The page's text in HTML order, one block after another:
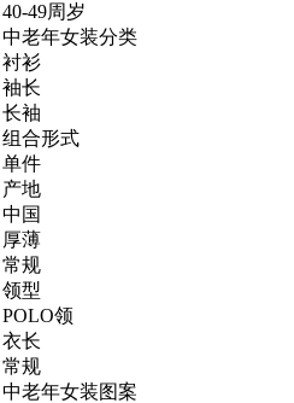
40-49周岁
中老年女装分类
衬衫
袖长
长袖
组合形式
单件
产地
中国
厚薄
常规
领型
POLO领
衣长
常规
中老年女装图案